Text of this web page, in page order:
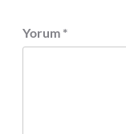
Yorum *